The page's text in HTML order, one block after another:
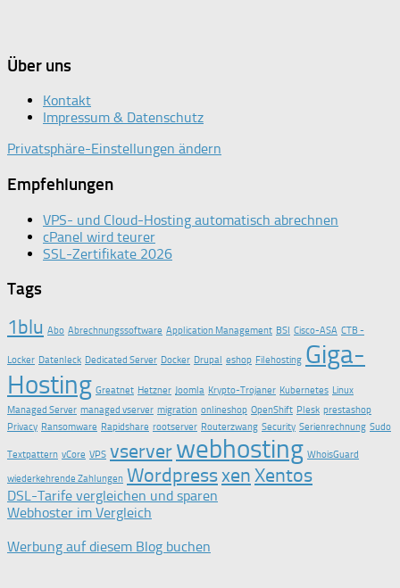
Über uns
Kontakt
Impressum & Datenschutz
Privatsphäre-Einstellungen ändern
Empfehlungen
VPS- und Cloud-Hosting automatisch abrechnen
cPanel wird teurer
SSL-Zertifikate 2026
Tags
1blu Abo Abrechnungssoftware Application Management BSI Cisco-ASA CTB -
Locker Datenleck Dedicated Server Docker Drupal eshop Filehosting Giga-
Hosting Greatnet Hetzner Joomla Krypto-Trojaner Kubernetes Linux
Managed Server managed vserver migration onlineshop OpenShift Plesk prestashop
Privacy Ransomware Rapidshare rootserver Routerzwang Security Serienrechnung Sudo
Textpattern vCore VPS vserverwebhosting WhoisGuard
wiederkehrende Zahlungen WordpressxenXentos
DSL-Tarife vergleichen und sparen
Webhoster im Vergleich
Werbung auf diesem Blog buchen